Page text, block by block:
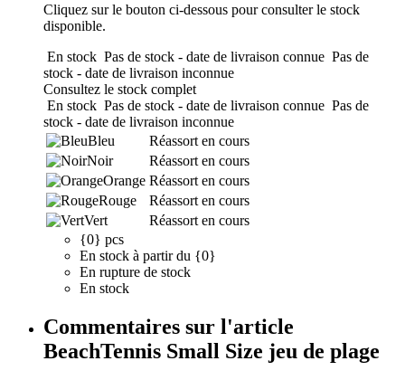
Cliquez sur le bouton ci-dessous pour consulter le stock
disponible.
En stock Pas de stock - date de livraison connue Pas de
stock - date de livraison inconnue
Consultez le stock complet
En stock Pas de stock - date de livraison connue Pas de
stock - date de livraison inconnue
Bleu
Réassort en cours
Noir
Réassort en cours
Orange Réassort en cours
Rouge
Réassort en cours
Vert
Réassort en cours
{0} pcs
En stock à partir du {0}
En rupture de stock
En stock
Commentaires sur l'article
BeachTennis Small Size jeu de plage